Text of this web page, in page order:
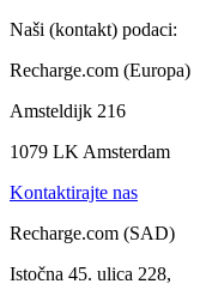
Naši (kontakt) podaci:
Recharge.com (Europa)
Amsteldijk 216
1079 LK Amsterdam
Kontaktirajte nas
Recharge.com (SAD)
Istočna 45. ulica 228,